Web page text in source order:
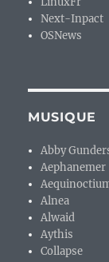
Next-Inpact
OSNews
MUSIQUE
Abby
Aephanemer
Alnea
Alwaid
Aythis
Collapse